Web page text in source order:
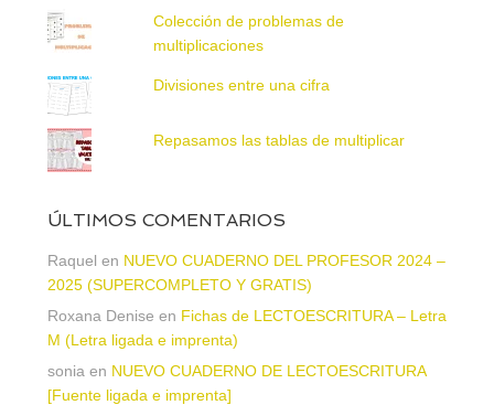
Colección de problemas de
multiplicaciones
Divisiones entre una cifra
Repasamos las tablas de multiplicar
ÚLTIMOS COMENTARIOS
Raquel en NUEVO CUADERNO DEL PROFESOR 2024 –
2025 (SUPERCOMPLETO Y GRATIS)
Roxana Denise en Fichas de LECTOESCRITURA – Letra
M (Letra ligada e imprenta)
sonia en NUEVO CUADERNO DE LECTOESCRITURA
[Fuente ligada e imprenta]